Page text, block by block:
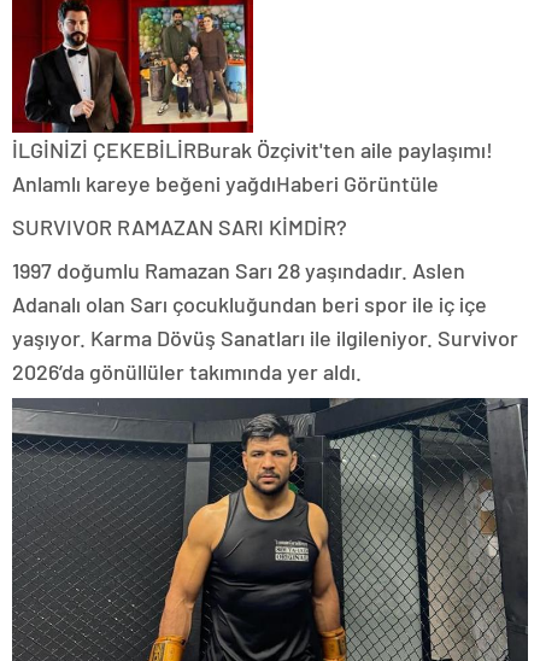
İLGİNİZİ ÇEKEBİLİRBurak Özçivit'ten aile paylaşımı!
Anlamlı kareye beğeni yağdıHaberi Görüntüle
SURVIVOR RAMAZAN SARI KİMDİR?
1997 doğumlu Ramazan Sarı 28 yaşındadır. Aslen
Adanalı olan Sarı çocukluğundan beri spor ile iç içe
yaşıyor. Karma Dövüş Sanatları ile ilgileniyor. Survivor
2026’da gönüllüler takımında yer aldı.